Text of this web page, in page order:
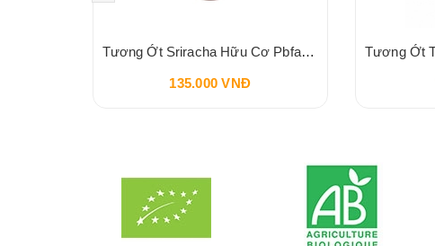
Tương Ớt Sriracha Hữu Cơ Pbfarm 230g
135.000 VNĐ